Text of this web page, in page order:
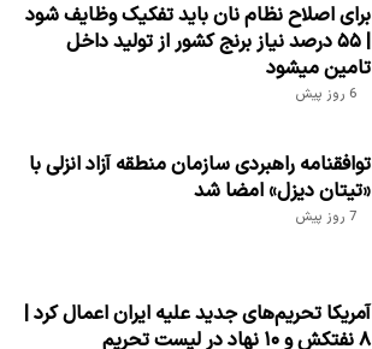
برای اصلاح نظام نان باید تفکیک وظایف شود
| ۵۵ درصد نیاز برنج کشور از تولید داخل
تامین میشود
6 روز پیش
توافقنامه راهبردی سازمان منطقه آزاد انزلی با
«تیتان دیزل» امضا شد
7 روز پیش
آمریکا تحریم‌های جدید علیه ایران اعمال کرد |
۸ نفتکش و ۱۰ نهاد در لیست تحریم